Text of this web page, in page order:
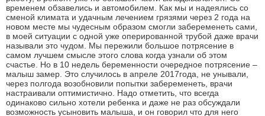
временем обзавелись и автомобилем. Как мы и надеялись со
сменой климата и удачным лечением грязями через 2 года на
новом месте мы чудесным образом смогли забеременеть сами,
в моей ситуации с одной уже оперированной трубой даже врачи
называли это чудом. Мы пережили большое потрясение в
самом лучшем смысле этого слова когда узнали об этом
счастье. Но в 10 недель беременности очередное потрясение –
малыш замер. Это случилось в апреле 2017года, не унывали,
через полгода возобновили попытки забеременеть, врачи
настраивали оптимистично. Надо отметить, что всегда
одинаково сильно хотели ребенка и даже не раз обсуждали
возможность усыновить малыша, и он говорил что для него